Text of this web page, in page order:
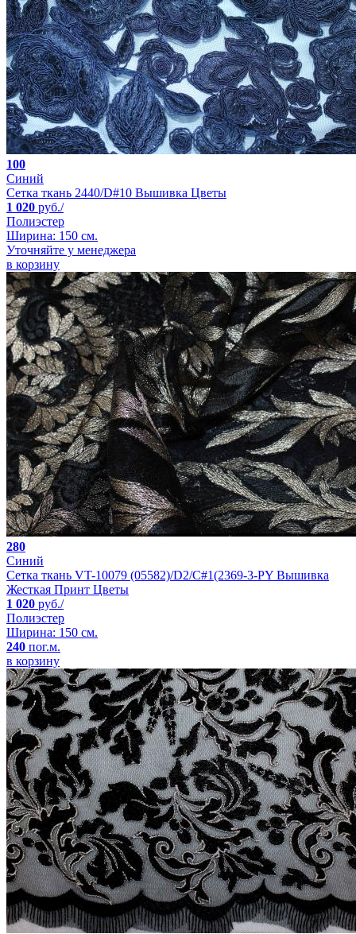
100
Синий
Сетка ткань 2440/D#10 Вышивка Цветы
1 020 руб./
Полиэстер
Ширина: 150 см.
Уточняйте у менеджера
в корзину
280
Синий
Сетка ткань VT-10079 (05582)/D2/C#1(2369-3-PY Вышивка
Жесткая Принт Цветы
1 020 руб./
Полиэстер
Ширина: 150 см.
240 пог.м.
в корзину